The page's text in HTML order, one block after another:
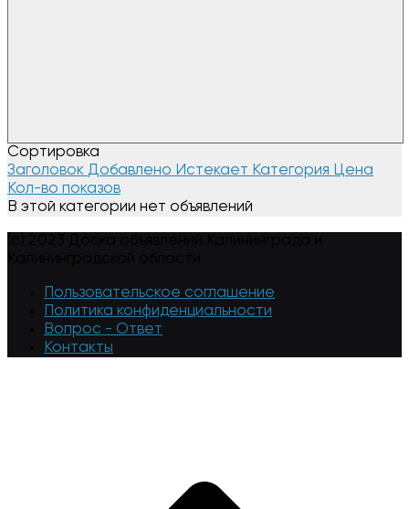
Сортировка
Заголовок Добавлено Истекает Категория Цена
Кол-во показов
В этой категории нет объявлений
Пользовательское соглашение
Политика конфиденциальности
Вопрос - Ответ
Контакты